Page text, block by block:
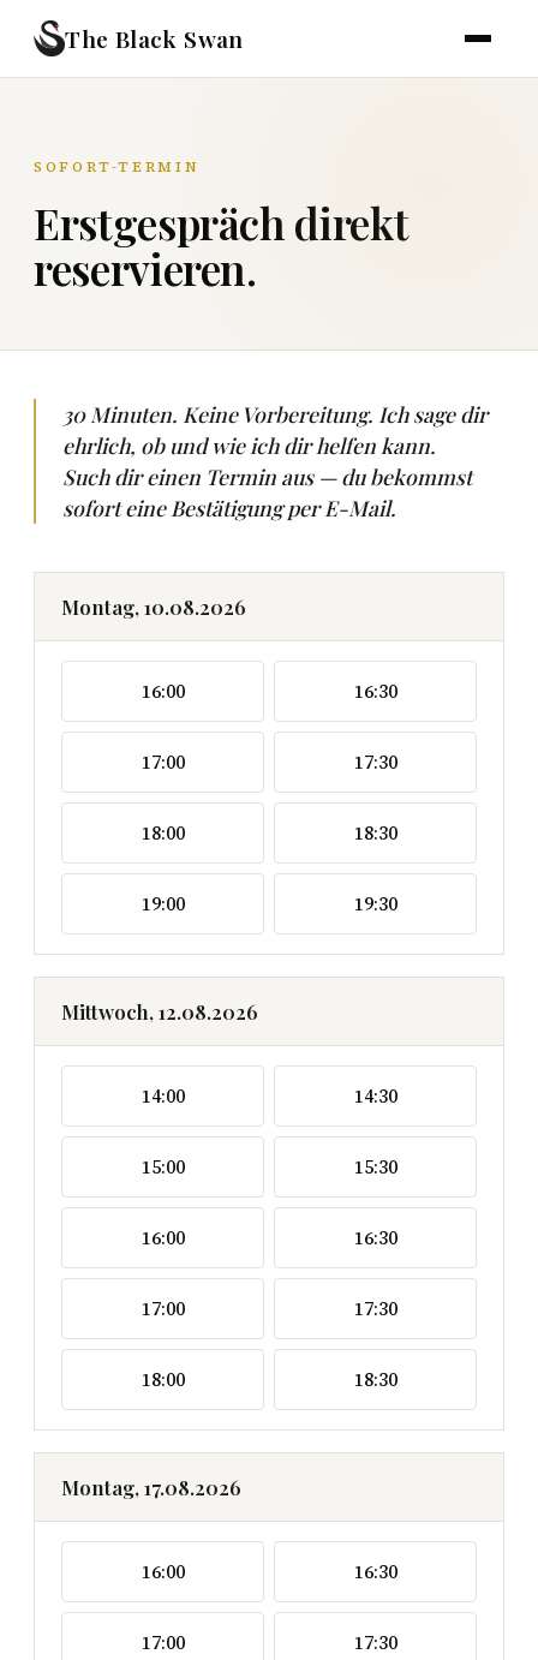
The Black Swan
SOFORT-TERMIN
Erstgespräch direkt
reservieren.
30 Minuten. Keine Vorbereitung. Ich sage dir
ehrlich, ob und wie ich dir helfen kann.
Such dir einen Termin aus — du bekommst
sofort eine Bestätigung per E-Mail.
Montag, 10.08.2026
16:00 16:30
17:00 17:30
18:00 18:30
19:00 19:30
Mittwoch, 12.08.2026
14:00 14:30
15:00 15:30
16:00 16:30
17:00 17:30
18:00 18:30
Montag, 17.08.2026
16:00 16:30
17:00 17:30